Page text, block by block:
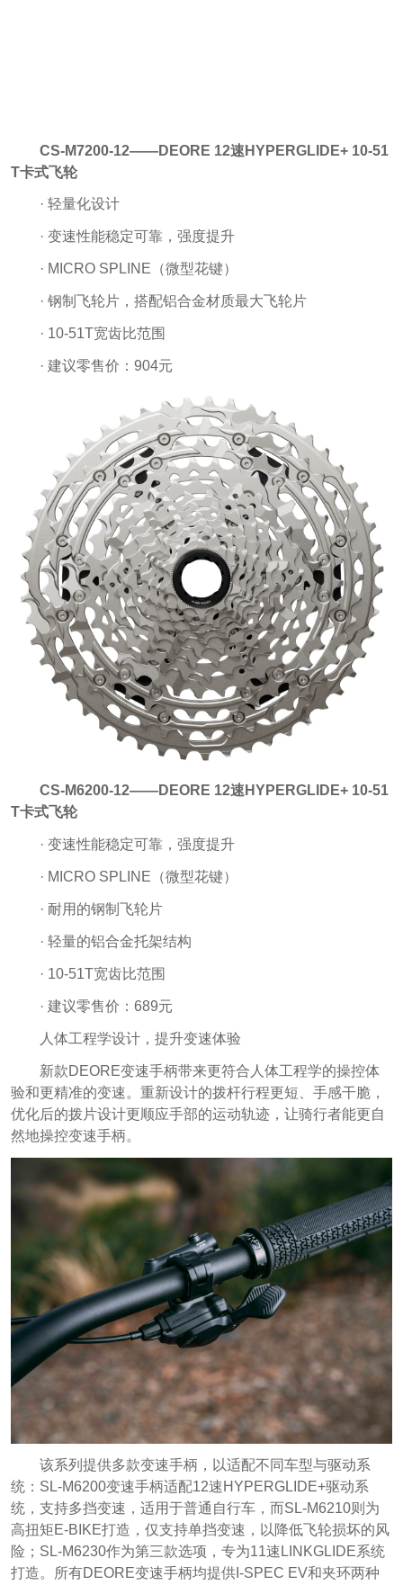
CS-M7200-12——DEORE 12速HYPERGLIDE+ 10-51
T卡式飞轮
· 轻量化设计
· 变速性能稳定可靠，强度提升
· MICRO SPLINE（微型花键）
· 钢制飞轮片，搭配铝合金材质最大飞轮片
· 10-51T宽齿比范围
· 建议零售价：904元
CS-M6200-12——DEORE 12速HYPERGLIDE+ 10-51
T卡式飞轮
· 变速性能稳定可靠，强度提升
· MICRO SPLINE（微型花键）
· 耐用的钢制飞轮片
· 轻量的铝合金托架结构
· 10-51T宽齿比范围
· 建议零售价：689元
人体工程学设计，提升变速体验
新款DEORE变速手柄带来更符合人体工程学的操控体
验和更精准的变速。重新设计的拨杆行程更短、手感干脆，
优化后的拨片设计更顺应手部的运动轨迹，让骑行者能更自
然地操控变速手柄。
该系列提供多款变速手柄，以适配不同车型与驱动系
统：SL-M6200变速手柄适配12速HYPERGLIDE+驱动系
统，支持多挡变速，适用于普通自行车，而SL-M6210则为
高扭矩E-BIKE打造，仅支持单挡变速，以降低飞轮损坏的风
险；SL-M6230作为第三款选项，专为11速LINKGLIDE系统
打造。所有DEORE变速手柄均提供I-SPEC EV和夹环两种